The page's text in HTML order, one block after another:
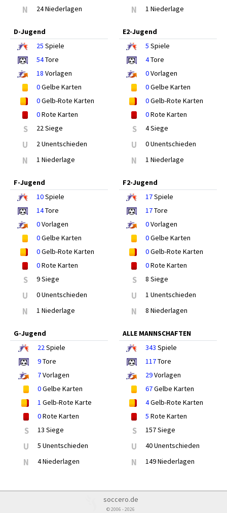
N 24 Niederlagen N 1 Niederlage
D-Jugend
25 Spiele
54Tore
18 Vorlagen
0Gelbe Karten
0Gelb-Rote Karten
0Rote Karten
S 22 Siege
U 2 Unentschieden
N 1 Niederlage
E2-Jugend
5 Spiele
4Tore
0Vorlagen
0Gelbe Karten
0Gelb-Rote Karten
0Rote Karten
S 4 Siege
U 0 Unentschieden
N 1 Niederlage
F-Jugend
10Spiele
14Tore
0Vorlagen
0Gelbe Karten
0Gelb-Rote Karten
0Rote Karten
S 9 Siege
U 0 Unentschieden
N 1 Niederlage
F2-Jugend
17Spiele
17Tore
0Vorlagen
0Gelbe Karten
0Gelb-Rote Karten
0Rote Karten
S 8 Siege
U 1 Unentschieden
N 8 Niederlagen
G-Jugend
22 Spiele
9Tore
7Vorlagen
0Gelbe Karten
1 Gelb-Rote Karte
0Rote Karten
S 13 Siege
U 5 Unentschieden
N 4 Niederlagen
ALLE MANNSCHAFTEN
343 Spiele
117Tore
29Vorlagen
67Gelbe Karten
4Gelb-Rote Karten
5 Rote Karten
S 157 Siege
U 40 Unentschieden
N 149 Niederlagen
soccero.de
© 2006 - 2026